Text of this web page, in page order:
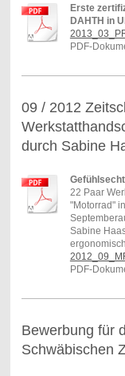
Erste
DAHTH in
PDF-
09 / 2012
durch Sabine
22 Paar
"Motorrad"
Sabine
PDF-
Bewerbung für
Schwäbischen